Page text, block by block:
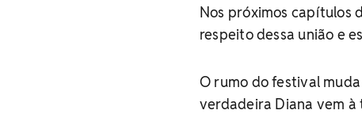
Nos próximos capítulos
respeito dessa união e
O rumo do festival
verdadeira Diana vem à